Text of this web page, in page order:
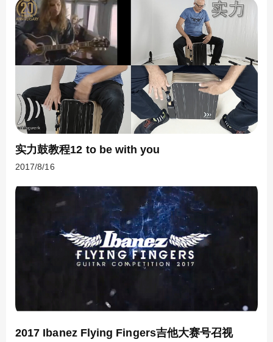
实力鼓教程12 to be with you
2017/8/16
2017 Ibanez Flying Fingers吉他大赛号召视